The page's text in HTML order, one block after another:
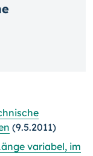
(9.5.2011)
variabel, im